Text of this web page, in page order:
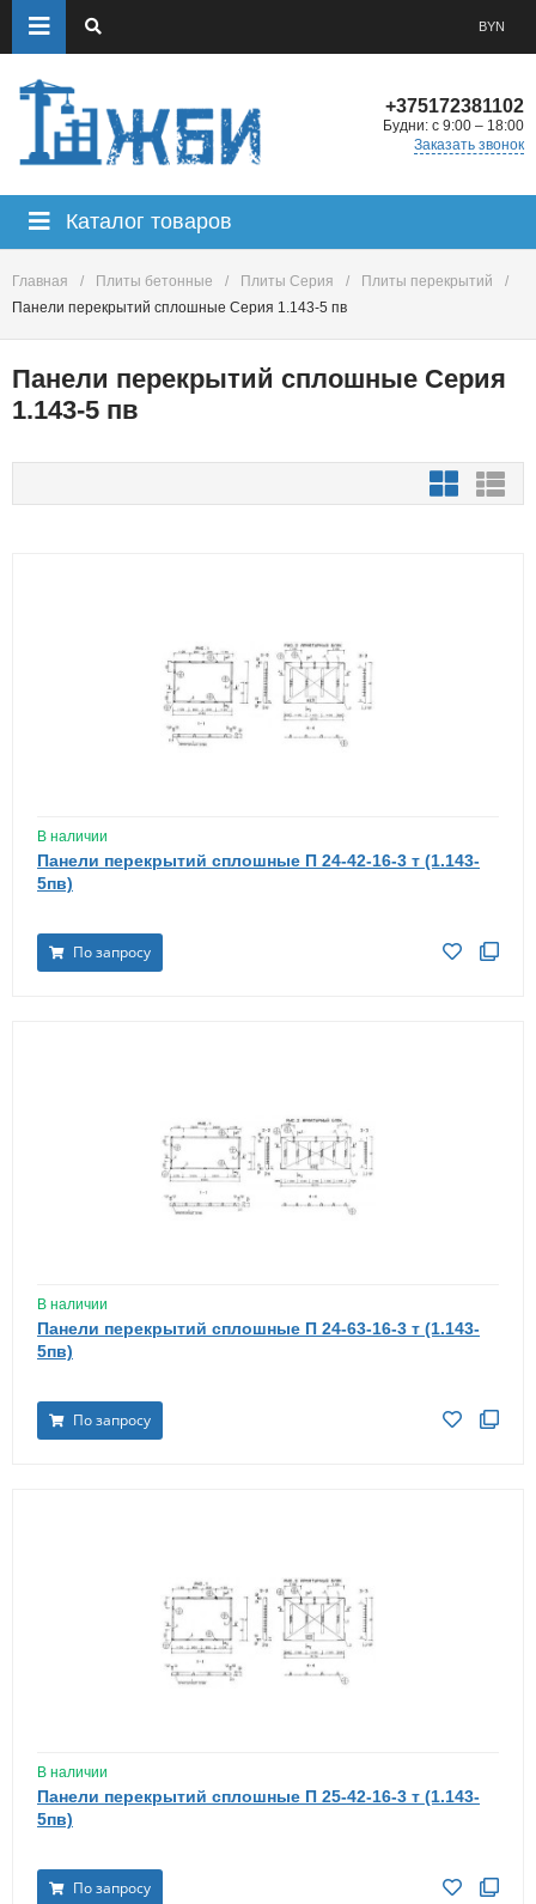
BYN
+375172381102
Будни: с 9:00 – 18:00
Заказать звонок
Каталог товаров
Главная / Плиты бетонные / Плиты Серия / Плиты перекрытий
/
Панели перекрытий сплошные Серия 1.143-5 пв
Панели перекрытий сплошные Серия
1.143-5 пв
В наличии
Панели перекрытий сплошные П 24-42-16-3 т (1.143-
5пв)
По запросу
В наличии
Панели перекрытий сплошные П 24-63-16-3 т (1.143-
5пв)
По запросу
В наличии
Панели перекрытий сплошные П 25-42-16-3 т (1.143-
5пв)
По запросу